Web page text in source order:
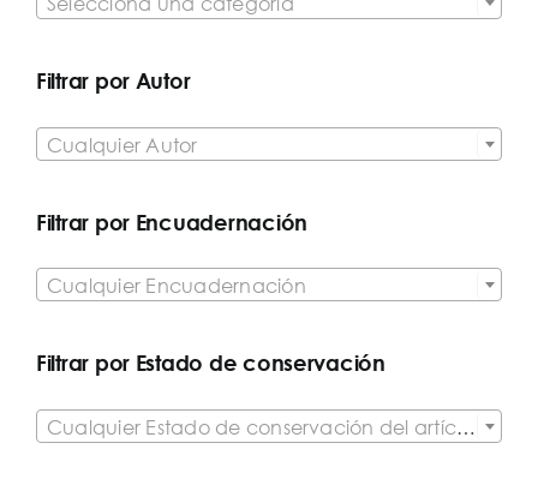
Filtrar por Autor
Cualquier Autor
Filtrar por Encuadernación
Cualquier Encuadernación
Filtrar por Estado de conservación
Cualquier Estado de conservación del artículo